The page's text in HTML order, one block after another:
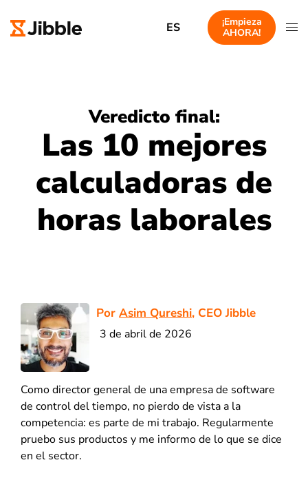
ES
¡Empieza
AHORA!
Veredicto final:
Las 10 mejores
calculadoras de
horas laborales
Por Asim Qureshi, CEO Jibble
3 de abril de 2026
Como director general de una empresa de software
de control del tiempo, no pierdo de vista a la
competencia: es parte de mi trabajo. Regularmente
pruebo sus productos y me informo de lo que se dice
en el sector.